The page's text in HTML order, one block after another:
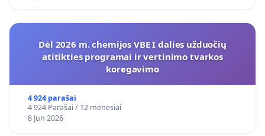
Dėl 2026 m. chemijos VBE I dalies užduočių
atitikties programai ir vertinimo tvarkos
koregavimo
4 924 parašai
4 924 Parašai / 12 mėnesiai
8 Jun 2026